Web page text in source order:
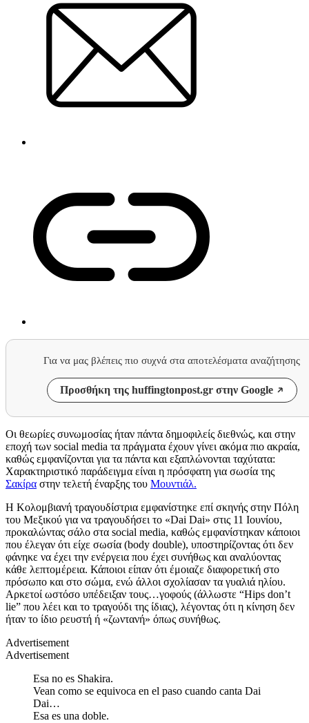
Για να μας βλέπεις πιο συχνά στα αποτελέσματα αναζήτησης
Προσθήκη της huffingtonpost.gr στην Google
Οι θεωρίες συνωμοσίας ήταν πάντα δημοφιλείς διεθνώς, και στην
εποχή των social media τα πράγματα έχουν γίνει ακόμα πιο ακραία,
καθώς εμφανίζονται για τα πάντα και εξαπλώνονται ταχύτατα:
Χαρακτηριστικό παράδειγμα είναι η πρόσφατη για σωσία της
Σακίρα στην τελετή έναρξης του Μουντιάλ.
Η Κολομβιανή τραγουδίστρια εμφανίστηκε επί σκηνής στην Πόλη
του Μεξικού για να τραγουδήσει το «Dai Dai» στις 11 Ιουνίου,
προκαλώντας σάλο στα social media, καθώς εμφανίστηκαν κάποιοι
που έλεγαν ότι είχε σωσία (body double), υποστηρίζοντας ότι δεν
φάνηκε να έχει την ενέργεια που έχει συνήθως και αναλύοντας
κάθε λεπτομέρεια. Κάποιοι είπαν ότι έμοιαζε διαφορετική στο
πρόσωπο και στο σώμα, ενώ άλλοι σχολίασαν τα γυαλιά ηλίου.
Αρκετοί ωστόσο υπέδειξαν τους…γοφούς (άλλωστε “Hips don’t
lie” που λέει και το τραγούδι της ίδιας), λέγοντας ότι η κίνηση δεν
ήταν το ίδιο ρευστή ή «ζωντανή» όπως συνήθως.
Advertisement
Advertisement
Esa no es Shakira.
Vean como se equivoca en el paso cuando canta Dai
Dai…
Esa es una doble.